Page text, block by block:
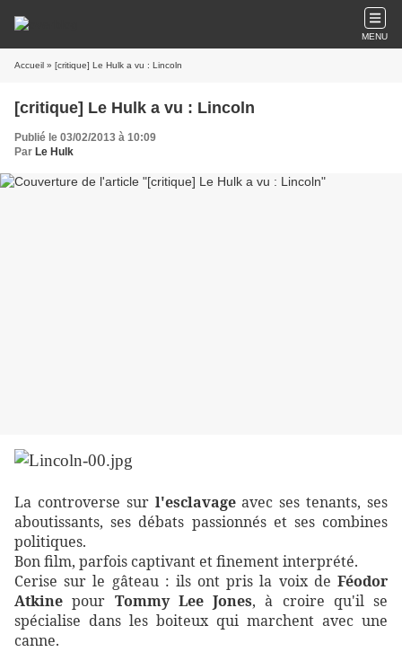
MENU
Accueil » [critique] Le Hulk a vu : Lincoln
[critique] Le Hulk a vu : Lincoln
Publié le 03/02/2013 à 10:09
Par Le Hulk
La controverse sur l'esclavageavec ses tenants, ses
aboutissants, ses débats passionnés et ses combines
politiques.
Bon film, parfois captivant et finement interprété.
Cerise sur le gâteau : ils ont pris la voix de Féodor
Atkine pour Tommy Lee Jones, à croire qu'il se
spécialise dans les boiteux qui marchent avec une
canne.